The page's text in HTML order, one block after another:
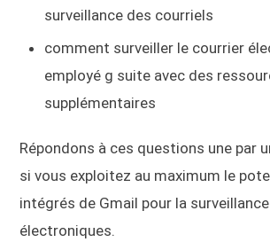
surveillance des courriels
comment surveiller le courrier
employé g suite avec des
supplémentaires
Répondons à ces questions une par
si vous exploitez au maximum le
intégrés de Gmail pour la
électroniques.